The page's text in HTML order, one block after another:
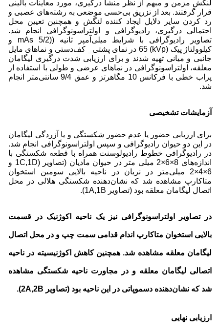
لنگش مزمن و مبهم از نظر منشأ درگیری، مورد معاینات بالینی
قرار گرفتند. بعد از تزریق بی‌حسی موضعی به رشته‌های عصبی و
رد کردن سایر دلایل ایجاد کننده لنگش و همچنین تعیین محل
احتمالی درگیری، رادیوگرافی و اولتراسونوگرافی انجام شد.
تصاویر رادیوگرافی با شرایط میلی‌آمپر‌ ثانیه ((mAs 5/2 و
کیلوولتاژ پیک (kVp) 65 در نمای پشتی_ کف‌دستی و نماهای مایل
جانبی و میانی تهیه شدند و برای ارزیابی شدت درگیری لیگامان
معلقه، اولتراسونوگرافی در نماهای عرضی و طولی با استفاده از
پراب خطی با فرکانس 10 مگاهرتز و عمق 9/4 سانتی‌متر انجام
شد.
آزمایشات تشخیصی
برای ارزیابی حضور یا عدم حضور شکستگی و یا آزردگی لیگامان
در این دو حیوان رادیوگرافی و سپس اولتراسونوگرافی انجام شد.
در رادیوگرافی خطوط رادیولوسنت همراه با قطعه شکستگی با
اندازه‌های 8×6×2 میلی متر در حیوان مادیان (تصاویر (1C,1D و
6×4×2 میلی‌متر در نریان در ناحیه بالایی سومین استخوان
متاکارپ مشاهده شد که نشان‌دهنده شکستگی هلالی در محل
اتصال لیگامان معلقه بود (تصاویر 1A,1B).
در تصاویر اولتراسونوگرافی نیز یک ناحیه اکوژنیک در قسمت
بالایی استخوان متاکارپ اندام قدامی سمت چپ و در محل اتصال
لیگامان معلقه مشاهده شد. همچنین کاهش اکوژنیسیته در ناحیه
اتصالی لیگامان معلقه و در مجاورت ناحیه شکستگی مشاهده
شد که نشان‌دهنده دسموپاتی در این ناحیه بود (تصاویر 2A,2B).
ارزیابی نهایی